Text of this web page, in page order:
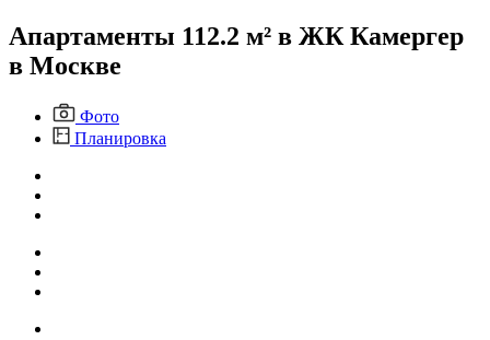
Апартаменты 112.2 м² в ЖК Камергер
в Москве
Фото
Планировка